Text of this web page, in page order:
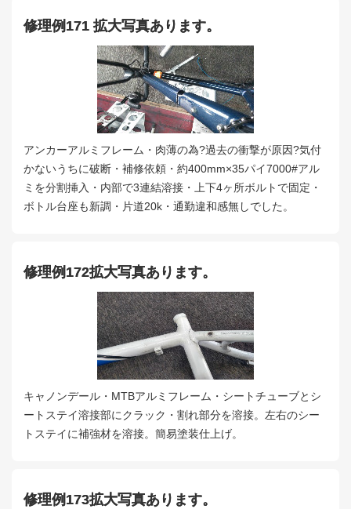
修理例171 拡大写真あります。
アンカーアルミフレーム・肉薄の為?過去の衝撃が原因?気付
かないうちに破断・補修依頼・約400mm×35パイ7000#アル
ミを分割挿入・内部で3連結溶接・上下4ヶ所ボルトで固定・
ボトル台座も新調・片道20k・通勤違和感無しでした。
修理例172拡大写真あります。
キャノンデール・MTBアルミフレーム・シートチューブとシ
ートステイ溶接部にクラック・割れ部分を溶接。左右のシー
トステイに補強材を溶接。簡易塗装仕上げ。
修理例173拡大写真あります。